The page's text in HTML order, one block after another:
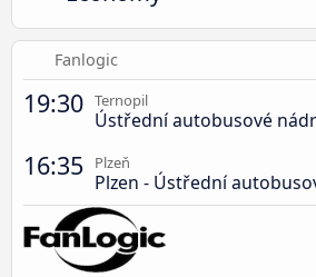
Fanlogic
19:30 Ternopil
Ústřední autobusové
16:35 Plzeň
Plzen - Ústřední